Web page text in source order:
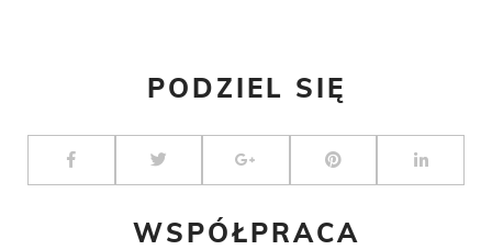
PODZIEL SIĘ
WSPÓŁPRACA